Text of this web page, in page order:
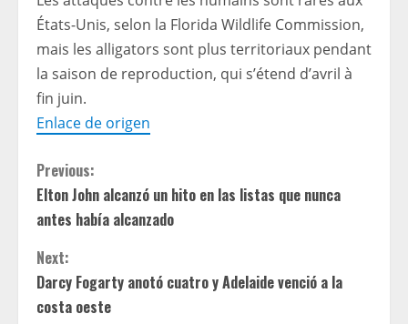
États-Unis, selon la Florida Wildlife Commission,
mais les alligators sont plus territoriaux pendant
la saison de reproduction, qui s’étend d’avril à
fin juin.
Enlace de origen
C
o
n
t
Previous:
Elton John alcanzó un hito en las listas que nunca
antes había alcanzado
Next:
Darcy Fogarty anotó cuatro y Adelaide venció a la
costa oeste